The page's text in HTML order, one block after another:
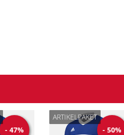
- 47% - 50%
ARTIKELPAKET